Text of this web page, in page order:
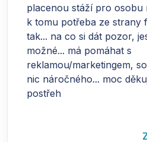
placenou stáží pro osobu
k tomu potřeba ze strany
tak... na co si dát pozor,
možné... má pomáhat s
reklamou/marketingem,
nic náročného... moc
postřeh